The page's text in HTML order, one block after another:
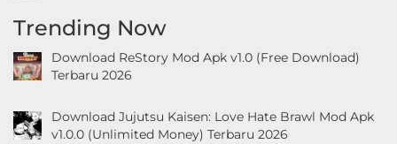
Trending Now
Download ReStory Mod Apk v1.0 (Free Download)
Terbaru 2026
Download Jujutsu Kaisen: Love Hate Brawl Mod Apk
v1.0.0 (Unlimited Money) Terbaru 2026